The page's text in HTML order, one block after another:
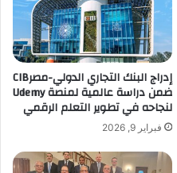
إدراج البنك التجاري الدولي-مصرCIB
ضمن دراسة عالمية لمنصة Udemy
لنجاحه في تطوير التعلم الرقمي
فبراير 9, 2026